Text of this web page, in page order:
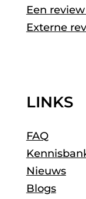
Een
Externe
LINKS
FAQ
Nieuws
Blogs